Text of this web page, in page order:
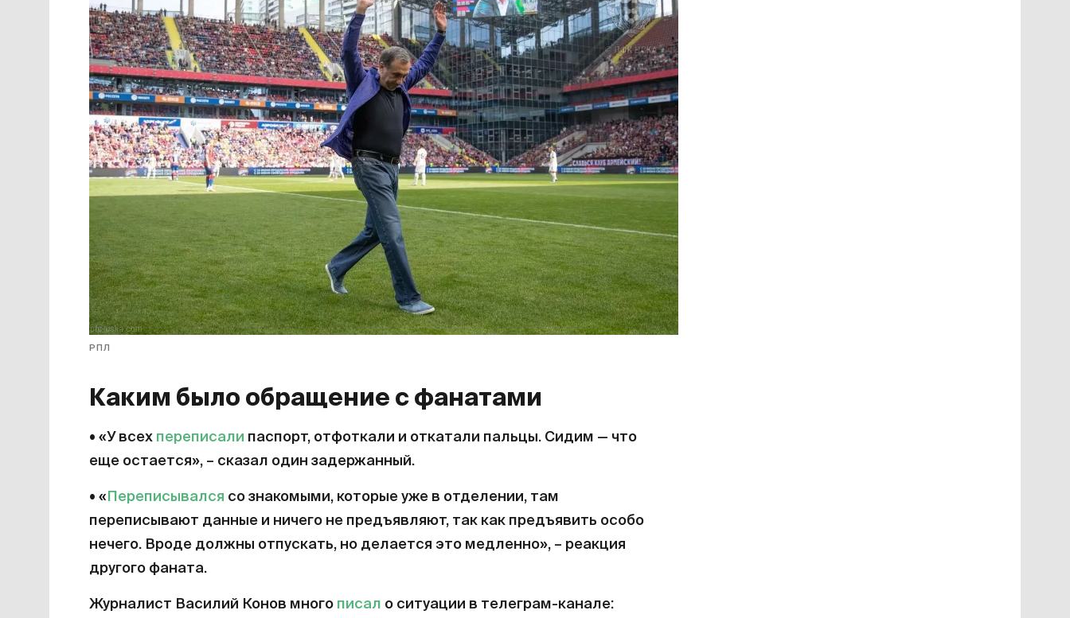
РПЛ
Каким было обращение с фанатами
• «У всех переписали паспорт, отфоткали и откатали пальцы. Сидим — что
еще остается», – сказал один задержанный.
• « Переписывался со знакомыми, которые уже в отделении, там
переписывают данные и ничего не предъявляют, так как предъявить особо
нечего. Вроде должны отпускать, но делается это медленно», – реакция
другого фаната.
Журналист Василий Конов много писал о ситуации в телеграм-канале: